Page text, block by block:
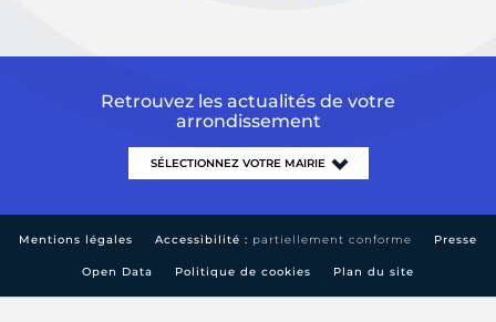
Retrouvez les actualités de votre
arrondissement
Mentions légales Accessibilité : partiellement conforme Presse
Open Data Politique de cookies Plan du site